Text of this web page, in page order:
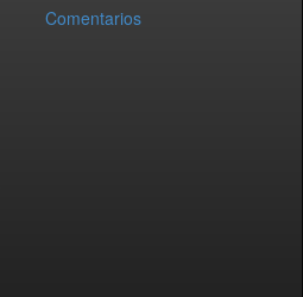
Comentarios